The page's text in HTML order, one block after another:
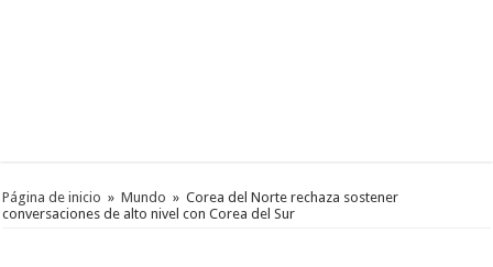
Página de inicio » Mundo » Corea del Norte rechaza sostener
conversaciones de alto nivel con Corea del Sur